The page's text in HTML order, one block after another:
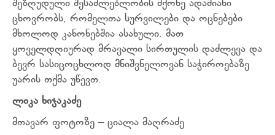
შეზღუდული შესაძლებლობის მქონე ადამიანი
ცხოვრობს, რომელთა სურვილები და ოცნებები
მხოლოდ კანონებშია ასახული. მათ
ყოველდღიურად მრავალი სირთულის დაძლევა და
ბევრ სასიცოცხლოდ მნიშვნელოვან საჭიროებაზე
უარის თქმა უწევთ.
ლიკა ხიჯაკაძე
მთავარ ფოტოზე – ციალა მაღრაძე